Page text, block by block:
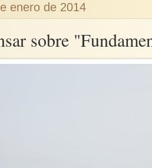
enero de 2014
sobre